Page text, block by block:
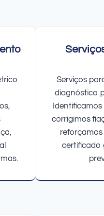
Serviços
diagnóstico
corrigimos
reforçamos
certificado